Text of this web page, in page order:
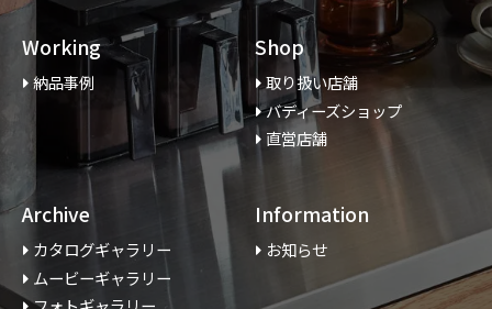
Working
納品事例
Shop
取り扱い店舗
バディーズショップ
直営店舗
Archive
カタログギャラリー
ムービーギャラリー
Information
お知らせ